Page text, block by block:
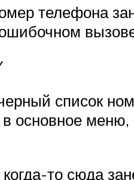
телефона
список
основное
то сюда